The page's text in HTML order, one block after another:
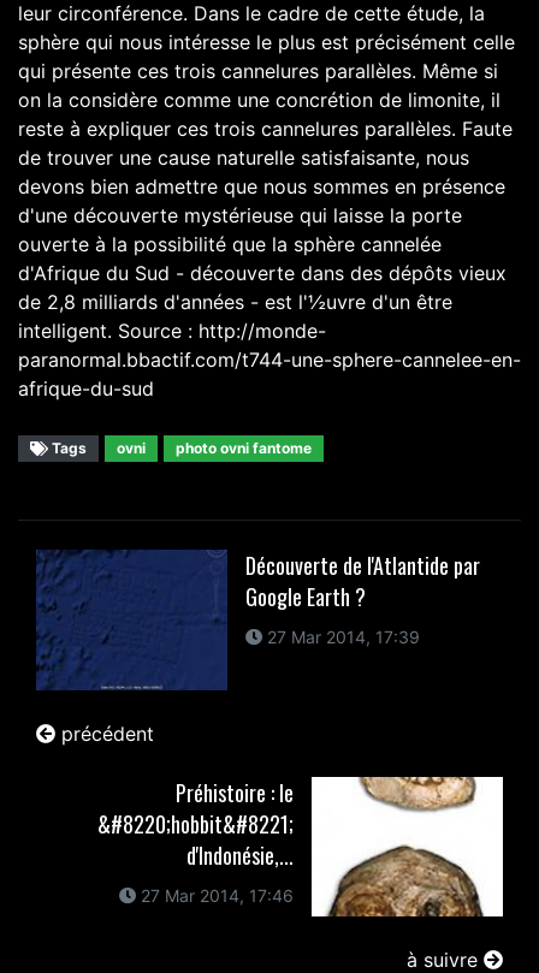
leur circonférence. Dans le cadre de cette étude, la
sphère qui nous intéresse le plus est précisément celle
qui présente ces trois cannelures parallèles. Même si
on la considère comme une concrétion de limonite, il
reste à expliquer ces trois cannelures parallèles. Faute
de trouver une cause naturelle satisfaisante, nous
devons bien admettre que nous sommes en présence
d'une découverte mystérieuse qui laisse la porte
ouverte à la possibilité que la sphère cannelée
d'Afrique du Sud - découverte dans des dépôts vieux
de 2,8 milliards d'années - est l'½uvre d'un être
intelligent. Source : http://monde-
paranormal.bbactif.com/t744-une-sphere-cannelee-en-
afrique-du-sud
Tags ovni photo ovni fantome
Découverte de l'Atlantide par
Google Earth ?
27 Mar 2014, 17:39
précédent
Préhistoire : le
&#8220;hobbit&#8221;
d'Indonésie,...
27 Mar 2014, 17:46
à suivre